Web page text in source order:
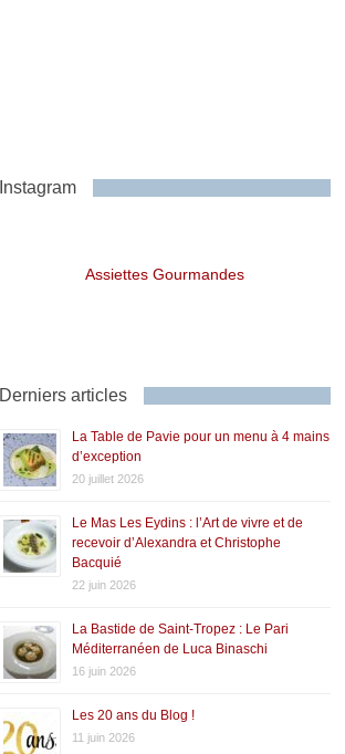
Instagram
Assiettes Gourmandes
Derniers articles
La Table de Pavie pour un menu à 4 mains
d’exception
20 juillet 2026
Le Mas Les Eydins : l’Art de vivre et de
recevoir d’Alexandra et Christophe
Bacquié
22 juin 2026
La Bastide de Saint-Tropez : Le Pari
Méditerranéen de Luca Binaschi
16 juin 2026
Les 20 ans du Blog !
11 juin 2026